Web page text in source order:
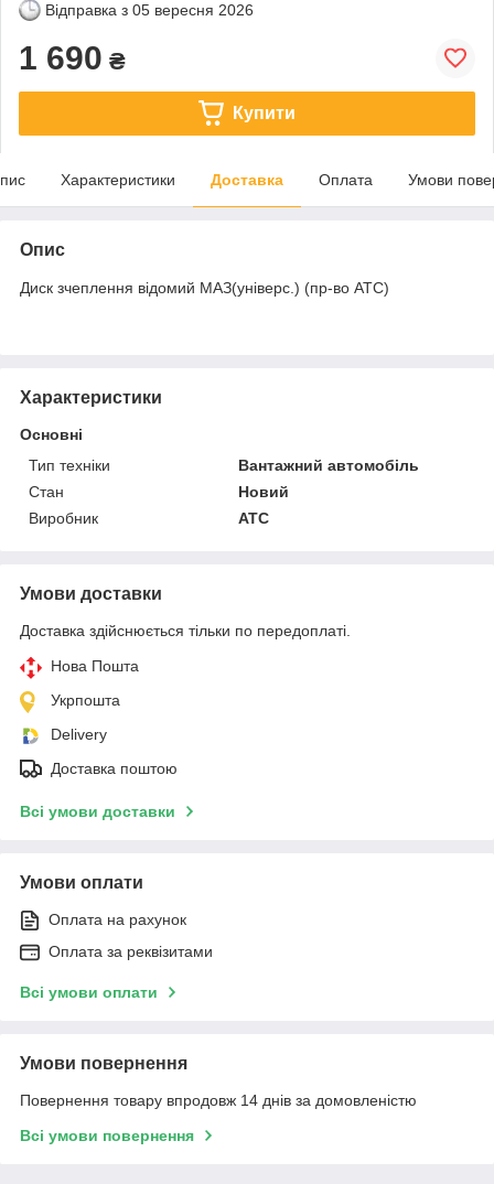
Відправка з 05 вересня 2026
1 690 ₴
Купити
Характеристики Доставка Оплата Умови
Опис
Диск зчеплення відомий МАЗ(універс.) (пр-во ATC)
Характеристики
Основні
Тип техніки
Вантажний автомобіль
Стан
Новий
Виробник
ATC
Умови доставки
Доставка здійснюється тільки по передоплаті.
Нова Пошта
Укрпошта
Delivery
Доставка поштою
Всі умови доставки
Умови оплати
Оплата на рахунок
Оплата за реквізитами
Всі умови оплати
Умови повернення
Повернення товару впродовж 14 днів за домовленістю
Всі умови повернення